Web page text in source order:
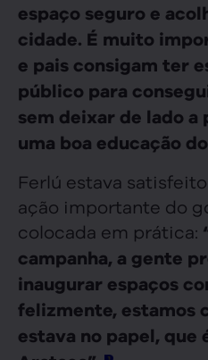
espaço seguro e
cidade. É muito
e pais consigam ter
público para
sem deixar de lado a
uma boa educação
Ferlú estava
ação importante do
colocada em prática:
campanha, a gente
inaugurar espaços
felizmente, estamos
estava no papel, que